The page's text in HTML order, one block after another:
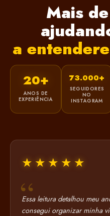
Mais
a
20+
ANOS DE
EXPERIÊNCIA
73.000+
SEGUIDORES
NO
INSTAGRAM
★★★★★
Essa leitura detalhou meu
consegui organizar minha